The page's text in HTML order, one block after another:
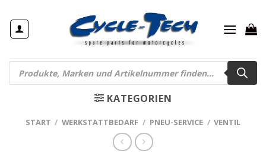
Inhalt
springen
Products
search
KATEGORIEN
START / WERKSTATTBEDARF / PNEU-SERVICE / VENTIL